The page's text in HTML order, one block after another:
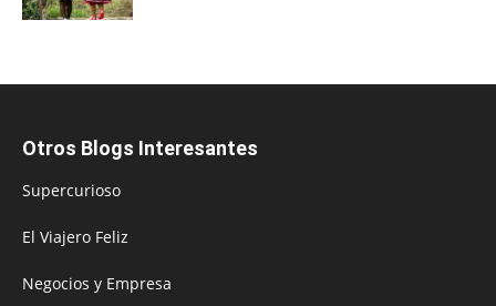
Otros Blogs Interesantes
Supercurioso
El Viajero Feliz
Negocios y Empresa